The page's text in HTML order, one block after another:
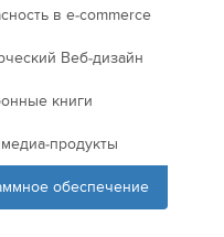
в e-commerce
Веб-дизайн
книги
продукты
обеспечение